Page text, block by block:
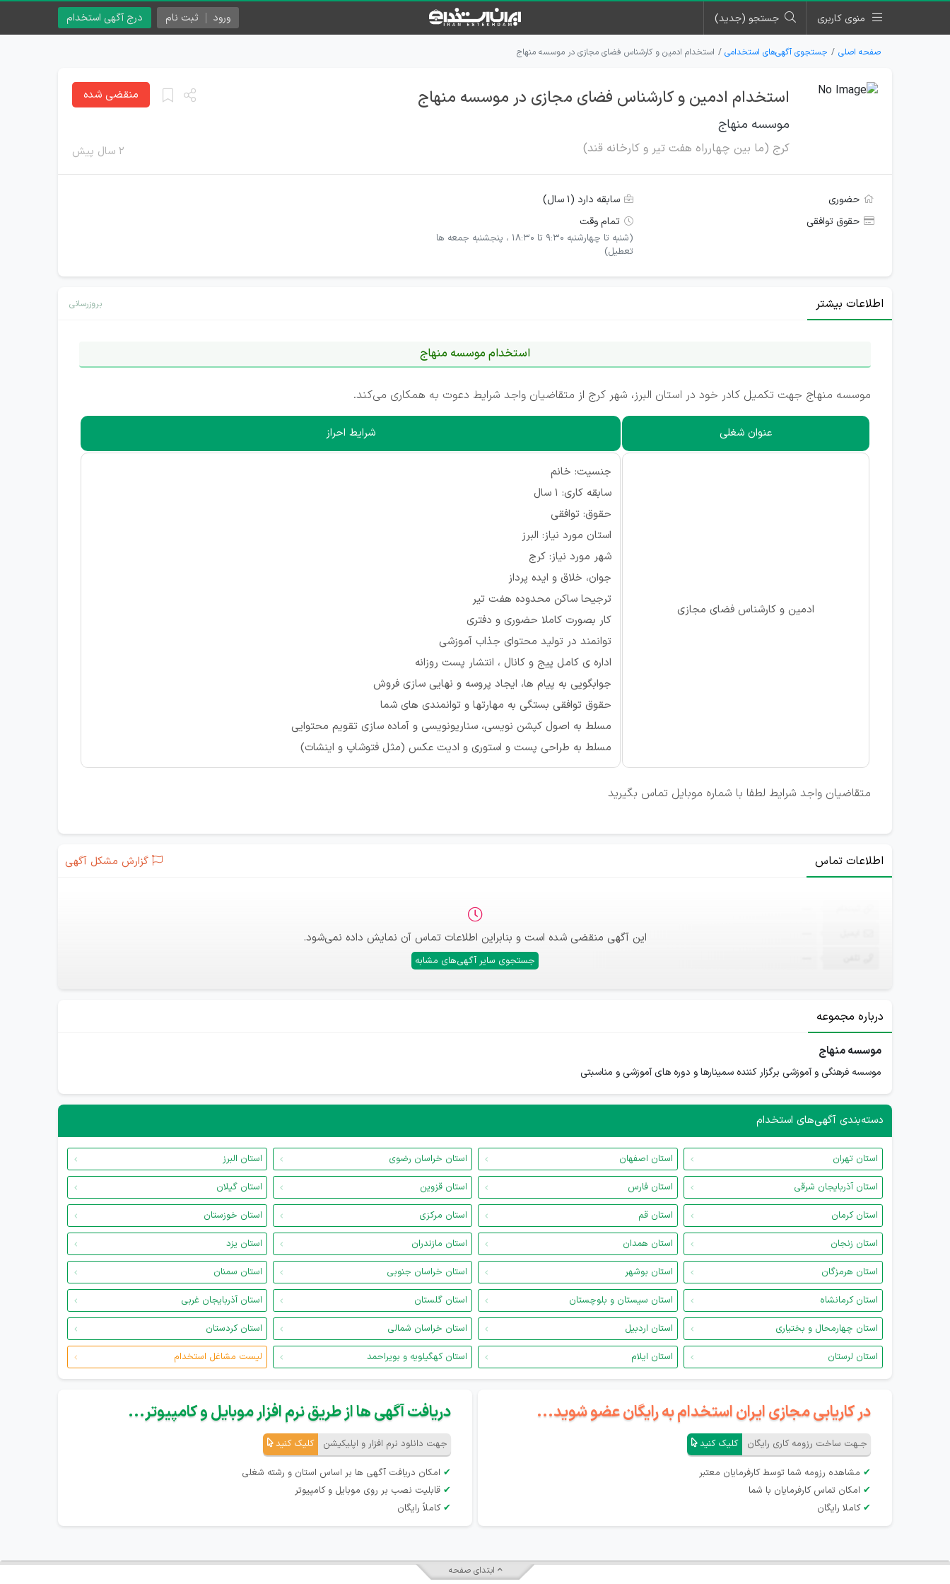
منوی کاربری جستجو (جدید) درج آگهی استخدام ورود ثبت نام
صفحه اصلی جستجوی آگهی‌های استخدامی استخدام ادمین و کارشناس فضای مجازی در موسسه منهاج
استخدام ادمین و کارشناس فضای مجازی در موسسه منهاج
موسسه منهاج
کرج (ما بین چهارراه هفت تیر و کارخانه قند) ۲ سال پیش
منقضی شده
حضوری
سابقه دارد (۱ سال)
حقوق توافقی
تمام وقت
(شنبه تا چهارشنبه ۹:۳۰ تا ۱۸:۳۰ ، پنجشنبه جمعه ها
تعطیل)
اطلاعات بیشتر بروزرسانی
استخدام موسسه منهاج
موسسه منهاج جهت تکمیل کادر خود در استان البرز، شهر کرج از متقاضیان واجد شرایط دعوت به همکاری می‌کند.
عنوان شغلی شرایط احراز
ادمین و کارشناس فضای مجازی
جنسیت: خانم
سابقه کاری: ۱ سال
حقوق: توافقی
استان مورد نیاز: البرز
شهر مورد نیاز: کرج
جوان، خلاق و ایده پرداز
ترجیحا ساکن محدوده هفت تیر
کار بصورت کاملا حضوری و دفتری
توانمند در تولید محتوای جذاب آموزشی
اداره ی کامل پیج و کانال ، انتشار پست روزانه
جوابگویی به پیام ها، ایجاد پروسه و نهایی سازی فروش
حقوق توافقی بستگی به مهارتها و توانمندی های شما
مسلط به اصول کپشن نویسی، سناریونویسی و آماده سازی تقویم محتوایی
مسلط به طراحی پست و استوری و ادیت عکس (مثل فتوشاپ و اینشات)
متقاضیان واجد شرایط لطفا با شماره موبایل تماس بگیرید
اطلاعات تماس گزارش مشکل آگهی
این آگهی منقضی شده است و بنابراین اطلاعات تماس آن نمایش داده نمی‌شود.
جستجوی سایر آگهی‌های مشابه
درباره مجموعه
موسسه منهاج
موسسه فرهنگی و آموزشی برگزار کننده سمینارها و دوره های آموزشی و مناسبتی
دسته‌بندی آگهی‌های استخدام
استان تهران استان اصفهان استان خراسان رضوی
استان البرز
استان آذربایجان شرقی
استان فارس استان قزوین
استان گیلان
استان کرمان
استان قم استان مرکزی
استان خوزستان
استان زنجان
استان همدان استان مازندران
استان یزد
استان هرمزگان
استان بوشهر استان خراسان جنوبی
استان سمنان
استان کرمانشاه
استان سیستان و بلوچستان استان گلستان
استان آذربایجان غربی
استان چهارمحال و بختیاری
استان اردبیل استان خراسان شمالی
استان کردستان
استان لرستان
استان ایلام استان کهگیلویه و بویراحمد لیست مشاغل استخدام
در کاریابی مجازی ایران استخدام به رایگان عضو شوید...
جـهت ساخت رزومه کاری رایگان کلیک کنید
✔ مشاهده رزومه شما توسط کارفرمایان معتبر
✔ امکان تماس کارفرمایان با شما
✔ کاملا رایگان
دریافت آگهی ها از طریق نرم افزار موبایل و کامپیوتر...
جهت دانلود نرم افزار و اپلیکیشن کلیک کنید
✔ امکان دریافت آگهی ها بر اساس استان و رشته شغلی
✔ قابلیت نصب بر روی موبایل و کامپیوتر
✔ کاملاً رایگان
ابتدای صفحه